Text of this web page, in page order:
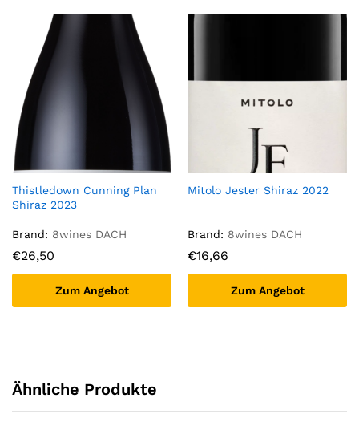
Thistledown Cunning Plan
Shiraz 2023
Brand: 8wines DACH
€26,50
Zum Angebot
Mitolo Jester Shiraz 2022
Brand: 8wines DACH
€16,66
Zum Angebot
Ähnliche Produkte